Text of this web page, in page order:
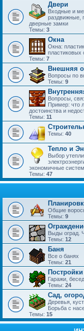
Двери
Входные и
раздвижные,
дверные замки
Темы: 3
Окна
Окна:
пластиковых
Темы: 7
Внешняя
Вопросы по
Темы: 9
Вопросы,
Пример: что
достоинства и
Темы: 11
Темы: 40
Тепло и
Выбор
экономичные
Темы: 47
Общие
Темы: 9
Выды оград.
Темы: 12
Баня
Все о банях
Темы: 21
Гаражи,
Темы: 24
Сад,
Деревья,
Борьба с
Темы: 15